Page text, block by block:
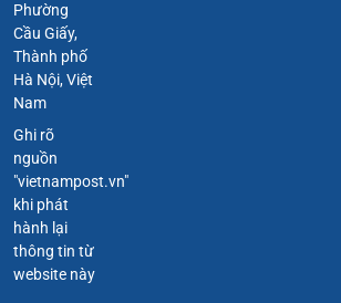
Phường
Cầu Giấy,
Thành phố
Hà Nội, Việt
Nam
Ghi rõ
nguồn
"vietnampost.vn"
khi phát
hành lại
thông tin từ
website này